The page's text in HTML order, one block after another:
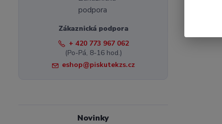
Zákaznická podpora
+ 420 773 967 062
(Po-Pá, 8-16 hod.)
eshop@piskutekzs.cz
Novinky